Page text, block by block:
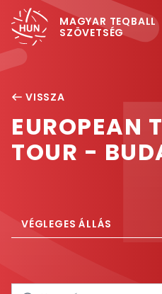
MAGYAR TEQBALL
SZÖVETSÉG
VISSZA
EUROPEAN
TOUR -
VÉGLEGES ÁLLÁS